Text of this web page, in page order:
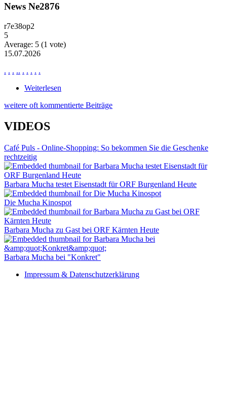
News Ne2876
r7e38op2
5
Average: 5 (1 vote)
15.07.2026
. . . .. . . . . .
Weiterlesen
weitere oft kommentierte Beiträge
VIDEOS
Café Puls - Online-Shopping: So bekommen Sie die Geschenke
rechtzeitig
Barbara Mucha testet Eisenstadt für ORF Burgenland Heute
Die Mucha Kinospot
Barbara Mucha zu Gast bei ORF Kärnten Heute
Barbara Mucha bei "Konkret"
Impressum & Datenschutzerklärung